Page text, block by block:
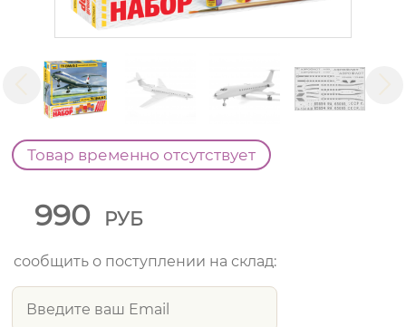
Товар временно отсутствует
990 РУБ
сообщить о поступлении на склад: